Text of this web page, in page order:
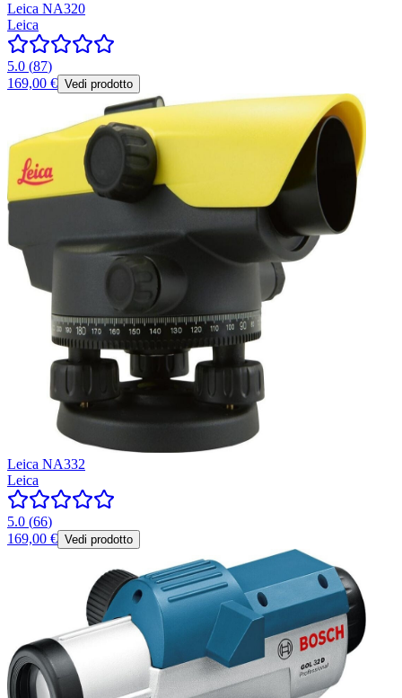
Leica NA320
Leica
5.0 (87)
169,00 € Vedi prodotto
Leica NA332
Leica
5.0 (66)
169,00 € Vedi prodotto